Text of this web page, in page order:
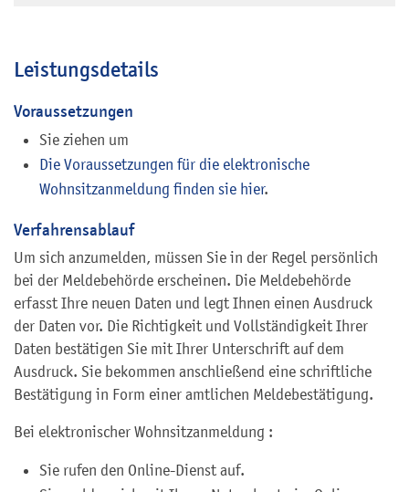
Leistungsdetails
Voraussetzungen
Sie ziehen um
Die Voraussetzungen für die elektronische
Wohnsitzanmeldung finden sie hier.
Verfahrensablauf
Um sich anzumelden, müssen Sie in der Regel persönlich
bei der Meldebehörde erscheinen. Die Meldebehörde
erfasst Ihre neuen Daten und legt Ihnen einen Ausdruck
der Daten vor. Die Richtigkeit und Vollständigkeit Ihrer
Daten bestätigen Sie mit Ihrer Unterschrift auf dem
Ausdruck. Sie bekommen anschließend eine schriftliche
Bestätigung in Form einer amtlichen Meldebestätigung.
Bei elektronischer Wohnsitzanmeldung :
Sie rufen den Online-Dienst auf.